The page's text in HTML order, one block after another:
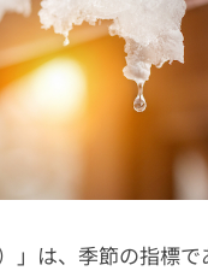
」は、季節の指標